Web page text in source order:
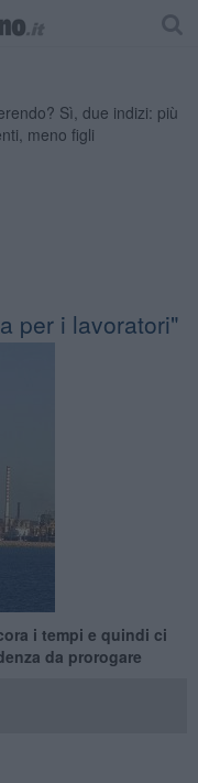
per i lavoratori"
i tempi e quindi ci
da prorogare